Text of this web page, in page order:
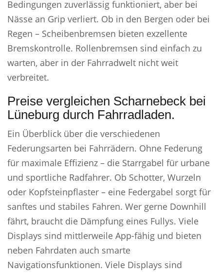
Bedingungen zuverlässig funktioniert, aber bei
Nässe an Grip verliert. Ob in den Bergen oder bei
Regen – Scheibenbremsen bieten exzellente
Bremskontrolle. Rollenbremsen sind einfach zu
warten, aber in der Fahrradwelt nicht weit
verbreitet.
Preise vergleichen Scharnebeck bei
Lüneburg durch Fahrradladen.
Ein Überblick über die verschiedenen
Federungsarten bei Fahrrädern. Ohne Federung
für maximale Effizienz – die Starrgabel für urbane
und sportliche Radfahrer. Ob Schotter, Wurzeln
oder Kopfsteinpflaster – eine Federgabel sorgt für
sanftes und stabiles Fahren. Wer gerne Downhill
fährt, braucht die Dämpfung eines Fullys. Viele
Displays sind mittlerweile App-fähig und bieten
neben Fahrdaten auch smarte
Navigationsfunktionen. Viele Displays sind